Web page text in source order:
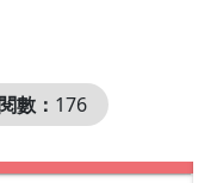
數： 176